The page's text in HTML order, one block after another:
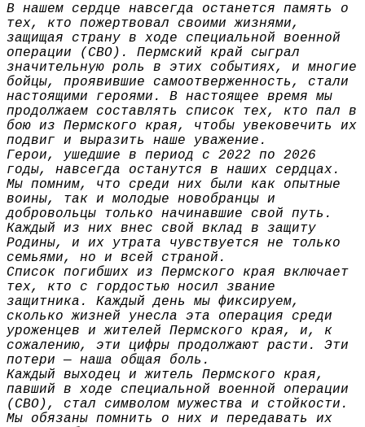
В нашем сердце навсегда останется память о
тех, кто пожертвовал своими жизнями,
защищая страну в ходе специальной военной
операции (СВО). Пермский край сыграл
значительную роль в этих событиях, и многие
бойцы, проявившие самоотверженность, стали
настоящими героями. В настоящее время мы
продолжаем составлять список тех, кто пал в
бою из Пермского края, чтобы увековечить их
подвиг и выразить наше уважение.
Герои, ушедшие в период с 2022 по 2026
годы, навсегда останутся в наших сердцах.
Мы помним, что среди них были как опытные
воины, так и молодые новобранцы и
добровольцы только начинавшие свой путь.
Каждый из них внес свой вклад в защиту
Родины, и их утрата чувствуется не только
семьями, но и всей страной.
Список погибших из Пермского края включает
тех, кто с гордостью носил звание
защитника. Каждый день мы фиксируем,
сколько жизней унесла эта операция среди
уроженцев и жителей Пермского края, и, к
сожалению, эти цифры продолжают расти. Эти
потери — наша общая боль.
Каждый выходец и житель Пермского края,
павший в ходе специальной военной операции
(СВО), стал символом мужества и стойкости.
Мы обязаны помнить о них и передавать их